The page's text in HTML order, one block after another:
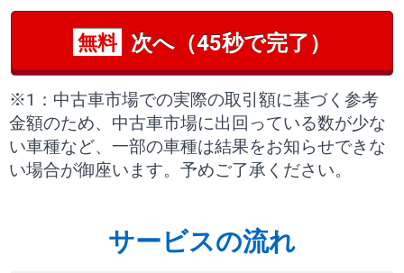
無料 次へ（45秒で完了）
※1：中古車市場での実際の取引額に基づく参考
金額のため、中古車市場に出回っている数が少な
い車種など、一部の車種は結果をお知らせできな
い場合が御座います。予めご了承ください。
サービスの流れ